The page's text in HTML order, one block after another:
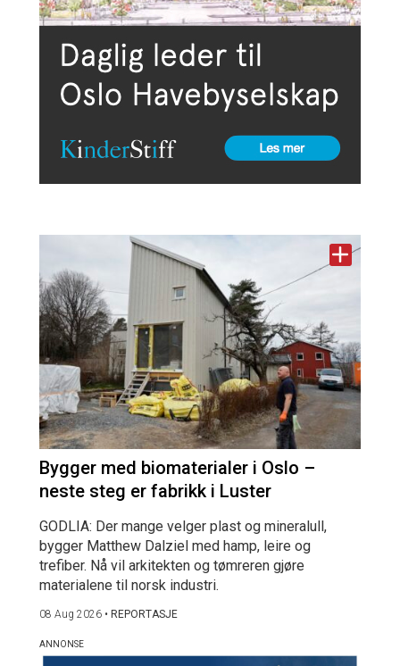
Bygger med biomaterialer i Oslo –
neste steg er fabrikk i Luster
GODLIA: Der mange velger plast og mineralull,
bygger Matthew Dalziel med hamp, leire og
trefiber. Nå vil arkitekten og tømreren gjøre
materialene til norsk industri.
08 Aug 2026 • REPORTASJE